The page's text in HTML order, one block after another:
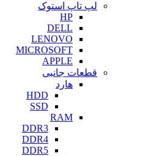
لپ تاپ استوک
HP
DELL
LENOVO
MICROSOFT
APPLE
قطعات جانبی
هارد
HDD
SSD
RAM
DDR3
DDR4
DDR5